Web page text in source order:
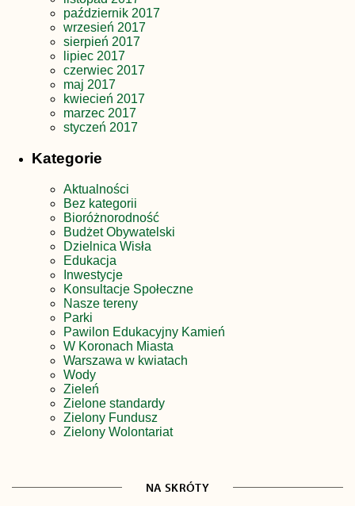
październik 2017
wrzesień 2017
sierpień 2017
lipiec 2017
czerwiec 2017
maj 2017
kwiecień 2017
marzec 2017
styczeń 2017
Kategorie
Aktualności
Bez kategorii
Bioróżnorodność
Budżet Obywatelski
Dzielnica Wisła
Edukacja
Inwestycje
Konsultacje Społeczne
Nasze tereny
Parki
Pawilon Edukacyjny Kamień
W Koronach Miasta
Warszawa w kwiatach
Wody
Zieleń
Zielone standardy
Zielony Fundusz
Zielony Wolontariat
NA SKRÓTY